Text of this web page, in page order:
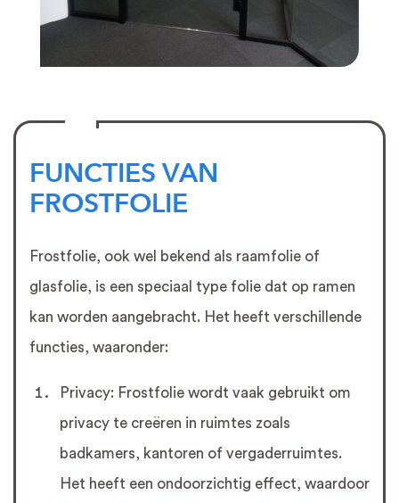
FUNCTIES VAN
FROSTFOLIE
Frostfolie, ook wel bekend als raamfolie of
glasfolie, is een speciaal type folie dat op ramen
kan worden aangebracht. Het heeft verschillende
functies, waaronder:
Privacy: Frostfolie wordt vaak gebruikt om
privacy te creëren in ruimtes zoals
badkamers, kantoren of vergaderruimtes.
Het heeft een ondoorzichtig effect, waardoor